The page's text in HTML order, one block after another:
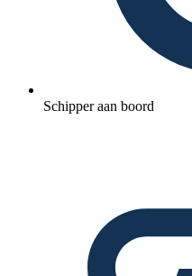
Schipper aan boord